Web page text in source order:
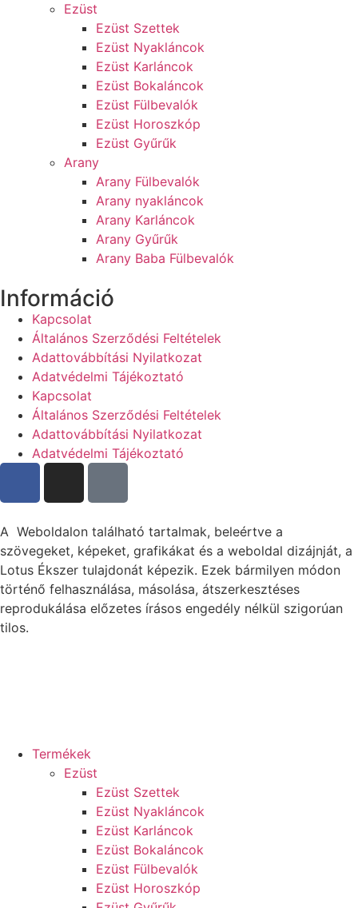
Ezüst
Ezüst Szettek
Ezüst Nyakláncok
Ezüst Karláncok
Ezüst Bokaláncok
Ezüst Fülbevalók
Ezüst Horoszkóp
Ezüst Gyűrűk
Arany
Arany Fülbevalók
Arany nyakláncok
Arany Karláncok
Arany Gyűrűk
Arany Baba Fülbevalók
Információ
Kapcsolat
Általános Szerződési Feltételek
Adattovábbítási Nyilatkozat
Adatvédelmi Tájékoztató
Kapcsolat
Általános Szerződési Feltételek
Adattovábbítási Nyilatkozat
Adatvédelmi Tájékoztató
A Weboldalon található tartalmak, beleértve a
szövegeket, képeket, grafikákat és a weboldal dizájnját, a
Lotus Ékszer tulajdonát képezik. Ezek bármilyen módon
történő felhasználása, másolása, átszerkesztéses
reprodukálása előzetes írásos engedély nélkül szigorúan
tilos.
Termékek
Ezüst
Ezüst Szettek
Ezüst Nyakláncok
Ezüst Karláncok
Ezüst Bokaláncok
Ezüst Fülbevalók
Ezüst Horoszkóp